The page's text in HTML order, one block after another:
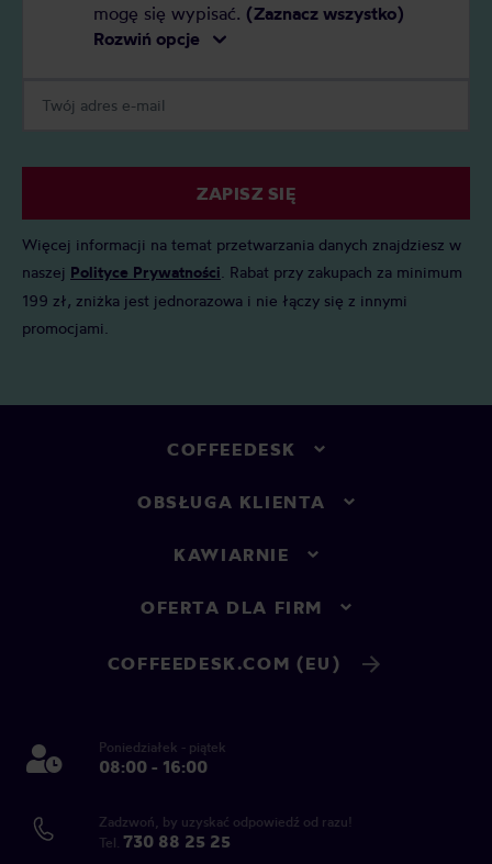
mogę się wypisać. (Zaznacz wszystko)
Rozwiń opcje
ZAPISZ SIĘ
Więcej informacji na temat przetwarzania danych znajdziesz w
naszej Polityce Prywatności . Rabat przy zakupach za minimum
199 zł, zniżka jest jednorazowa i nie łączy się z innymi
promocjami.
COFFEEDESK
OBSŁUGA KLIENTA
KAWIARNIE
OFERTA DLA FIRM
COFFEEDESK.COM (EU)
Poniedziałek - piątek
08:00 - 16:00
Zadzwoń, by uzyskać odpowiedź od razu!
Tel. 730 88 25 25